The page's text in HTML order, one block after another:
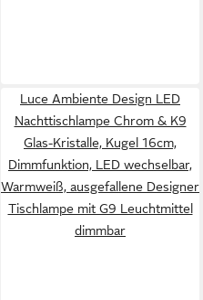
Luce Ambiente Design LED
Nachttischlampe Chrom & K9
Glas-Kristalle, Kugel 16cm,
Dimmfunktion, LED wechselbar,
Warmweiß, ausgefallene Designer
Tischlampe mit G9 Leuchtmittel
dimmbar